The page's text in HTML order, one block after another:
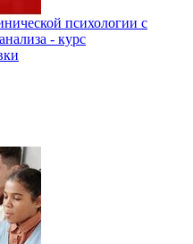
психологии с
- курс